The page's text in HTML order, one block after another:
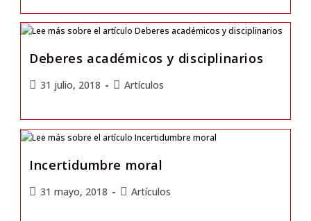
Deberes académicos y disciplinarios
31 julio, 2018 Artículos
Incertidumbre moral
31 mayo, 2018 Artículos